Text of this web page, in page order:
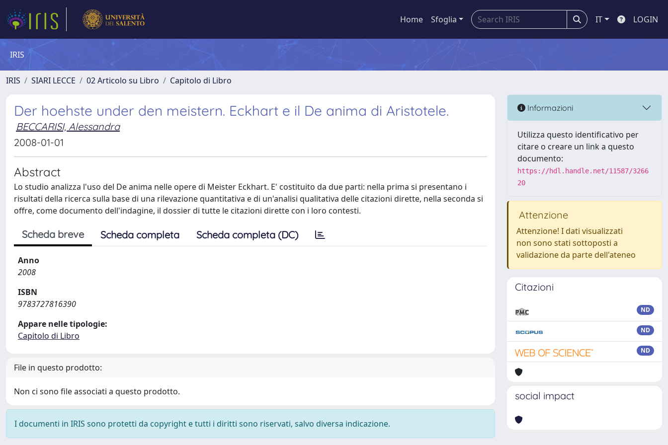
Home Sfoglia IT LOGIN
IRIS
IRIS SIARI LECCE 02 Articolo su Libro Capitolo di Libro
Der hoehste under den meistern. Eckhart e il De anima di Aristotele.
BECCARISI, Alessandra
2008-01-01
Abstract
Lo studio analizza l'uso del De anima nelle opere di Meister Eckhart. E' costituito da due parti: nella prima si presentano i
risultati della ricerca sulla base di una rilevazione quantitativa e di un'analisi qualitativa delle citazioni dirette, nella seconda si
offre, come documento dell'indagine, il dossier di tutte le citazioni dirette con i loro contesti.
Scheda breve Scheda completa Scheda completa (DC)
Anno
2008
ISBN
9783727816390
Appare nelle tipologie:
Capitolo di Libro
File in questo prodotto:
Non ci sono file associati a questo prodotto.
I documenti in IRIS sono protetti da copyright e tutti i diritti sono riservati, salvo diversa indicazione.
Informazioni
Utilizza questo identificativo per
citare o creare un link a questo
documento:
https://hdl.handle.net/11587/3266
20
Attenzione
Attenzione! I dati visualizzati
non sono stati sottoposti a
validazione da parte dell'ateneo
Citazioni
ND
ND
ND
social impact